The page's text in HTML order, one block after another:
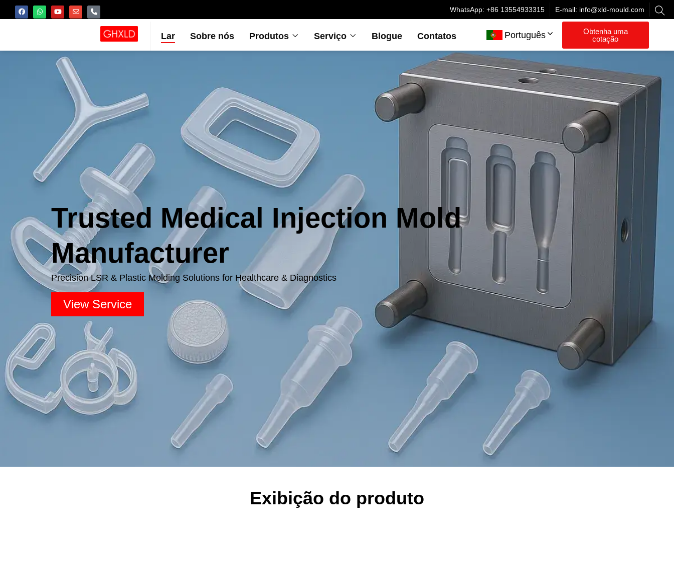
WhatsApp: +86 13554933315 E-mail: info@xld-mould.com
Lar Sobre nós Produtos Serviço Blogue Contatos Português
Obtenha uma
cotação
Trusted Medical Injection Mold
Manufacturer
Precision LSR & Plastic Molding Solutions for Healthcare & Diagnostics
View Service
Exibição do produto